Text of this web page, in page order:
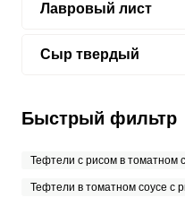
Лавровый лист
Сыр твердый
Быстрый фильтр
Тефтели с рисом в томатном
Тефтели в томатном соусе с